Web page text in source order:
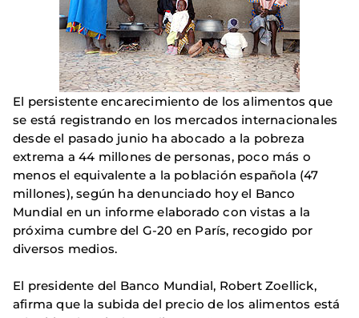
El persistente encarecimiento de los alimentos que
se está registrando en los mercados internacionales
desde el pasado junio ha abocado a la pobreza
extrema a 44 millones de personas, poco más o
menos el equivalente a la población española (47
millones), según ha denunciado hoy el Banco
Mundial en un informe elaborado con vistas a la
próxima cumbre del G-20 en París, recogido por
diversos medios.
El presidente del Banco Mundial, Robert Zoellick,
afirma que la subida del precio de los alimentos está